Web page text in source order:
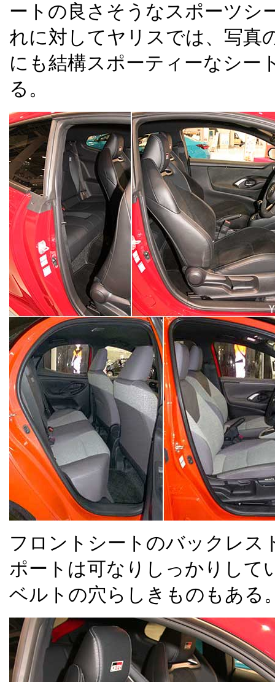
ートの良さそうなスポーツシ
れに対してヤリスでは、写真
にも結構スポーティーなシー
る。
フロントシートのバックレス
ポートは可なりしっかりして
ベルトの穴らしきものもある